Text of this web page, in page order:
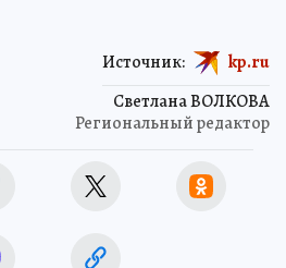
Светлана ВОЛКОВА
Региональный редактор
Источник: kp.ru